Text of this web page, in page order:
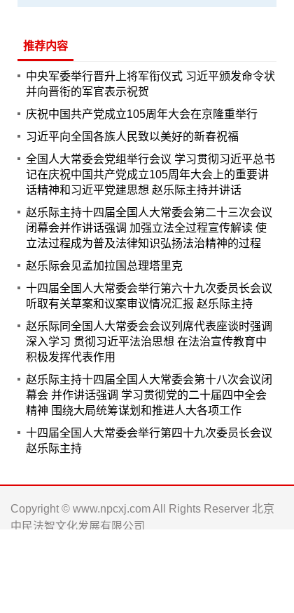
推荐内容
中央军委举行晋升上将军衔仪式 习近平颁发命令状
并向晋衔的军官表示祝贺
庆祝中国共产党成立105周年大会在京隆重举行
习近平向全国各族人民致以美好的新春祝福
全国人大常委会党组举行会议 学习贯彻习近平总书
记在庆祝中国共产党成立105周年大会上的重要讲
话精神和习近平党建思想 赵乐际主持并讲话
赵乐际主持十四届全国人大常委会第二十三次会议
闭幕会并作讲话强调 加强立法全过程宣传解读 使
立法过程成为普及法律知识弘扬法治精神的过程
赵乐际会见孟加拉国总理塔里克
十四届全国人大常委会举行第六十九次委员长会议
听取有关草案和议案审议情况汇报 赵乐际主持
赵乐际同全国人大常委会会议列席代表座谈时强调
深入学习 贯彻习近平法治思想 在法治宣传教育中
积极发挥代表作用
赵乐际主持十四届全国人大常委会第十八次会议闭
幕会 并作讲话强调 学习贯彻党的二十届四中全会
精神 围绕大局统筹谋划和推进人大各项工作
十四届全国人大常委会举行第四十九次委员长会议
赵乐际主持
Copyright © www.npcxj.com All Rights Reserver 北京
中民法智文化发展有限公司